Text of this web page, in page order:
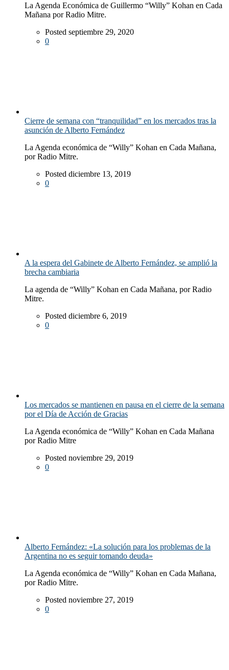
La Agenda Económica de Guillermo “Willy” Kohan en Cada
Mañana por Radio Mitre.
Posted septiembre 29, 2020
0
Cierre de semana con “tranquilidad” en los mercados tras la
asunción de Alberto Fernández
La Agenda económica de “Willy” Kohan en Cada Mañana,
por Radio Mitre.
Posted diciembre 13, 2019
0
A la espera del Gabinete de Alberto Fernández, se amplió la
brecha cambiaria
La agenda de “Willy” Kohan en Cada Mañana, por Radio
Mitre.
Posted diciembre 6, 2019
0
Los mercados se mantienen en pausa en el cierre de la semana
por el Día de Acción de Gracias
La Agenda económica de “Willy” Kohan en Cada Mañana
por Radio Mitre
Posted noviembre 29, 2019
0
Alberto Fernández: «La solución para los problemas de la
Argentina no es seguir tomando deuda»
La Agenda económica de “Willy” Kohan en Cada Mañana,
por Radio Mitre.
Posted noviembre 27, 2019
0